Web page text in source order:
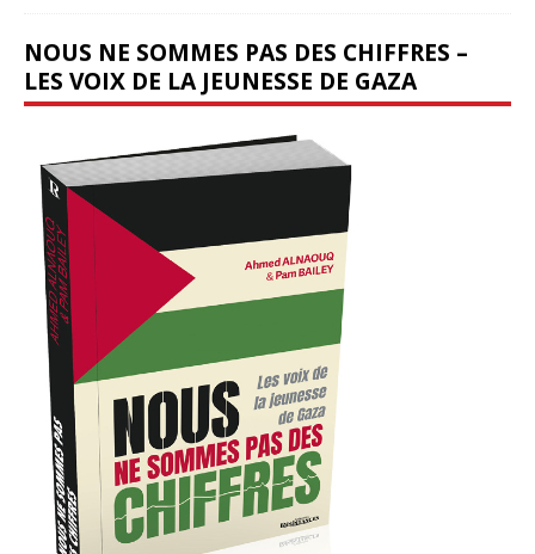
NOUS NE SOMMES PAS DES CHIFFRES –
LES VOIX DE LA JEUNESSE DE GAZA